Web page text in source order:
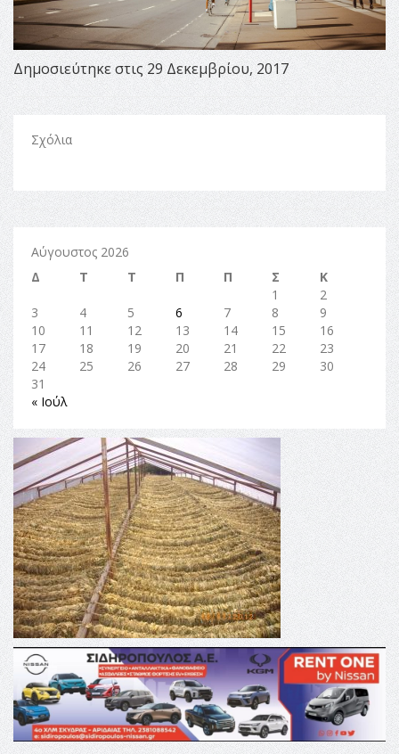
Δημοσιεύτηκε στις 29 Δεκεμβρίου, 2017
Σχόλια
Αύγουστος 2026
Δ
Τ Τ Π Π Σ
Κ
1
2
3
4 5 6 7 8
9
10
11 12 13 14 15
16
17
18 19 20 21 22
23
24
25 26 27 28 29
30
31
« Ιούλ